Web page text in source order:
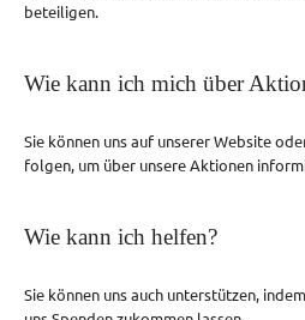
beteiligen.
Wie kann ich mich über
Sie können uns auf unserer Website
folgen, um über unsere Aktionen
Wie kann ich helfen?
Sie können uns auch unterstützen,